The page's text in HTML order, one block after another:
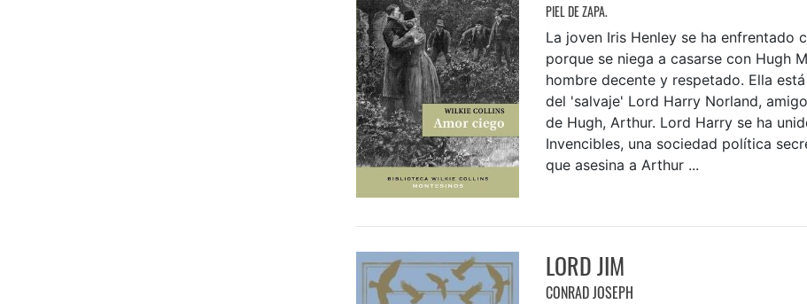
PIEL DE ZAPA.
La joven Iris Henley se ha enfrentado
porque se niega a casarse con Hugh
hombre decente y respetado. Ella
del 'salvaje' Lord Harry Norland,
de Hugh, Arthur. Lord Harry se ha
Invencibles, una sociedad política
que asesina a Arthur ...
LORD JIM
CONRAD JOSEPH